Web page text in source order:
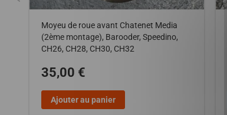
Moyeu de roue avant Chatenet Media
(2ème montage), Barooder, Speedino,
CH26, CH28, CH30, CH32
35,00 €
Ajouter au panier